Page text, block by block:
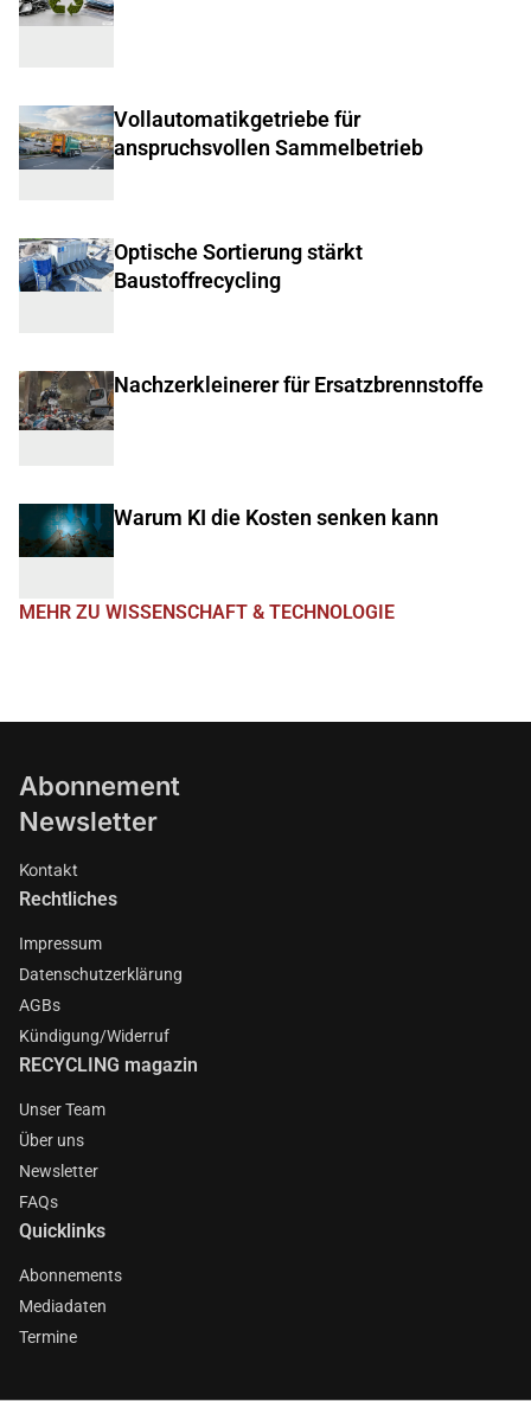
Vollautomatikgetriebe für
anspruchsvollen Sammelbetrieb
Optische Sortierung stärkt
Baustoffrecycling
Nachzerkleinerer für Ersatzbrennstoffe
Warum KI die Kosten senken kann
MEHR ZU WISSENSCHAFT & TECHNOLOGIE
Abonnement
Newsletter
Kontakt
Rechtliches
Impressum
Datenschutzerklärung
AGBs
Kündigung/Widerruf
RECYCLING magazin
Unser Team
Über uns
Newsletter
FAQs
Quicklinks
Abonnements
Mediadaten
Termine